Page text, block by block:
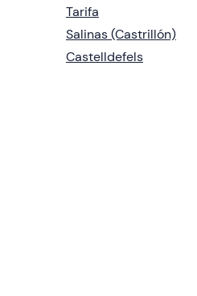
Tarifa
Salinas (Castrillón)
Castelldefels